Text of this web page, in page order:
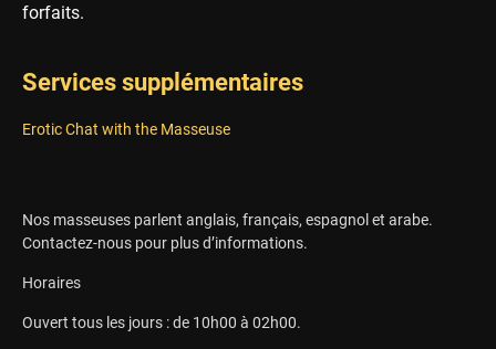
forfaits.
Services supplémentaires
Erotic Chat with the Masseuse
Nos masseuses parlent anglais, français, espagnol et arabe.
Contactez-nous pour plus d’informations.
Horaires
Ouvert tous les jours : de 10h00 à 02h00.